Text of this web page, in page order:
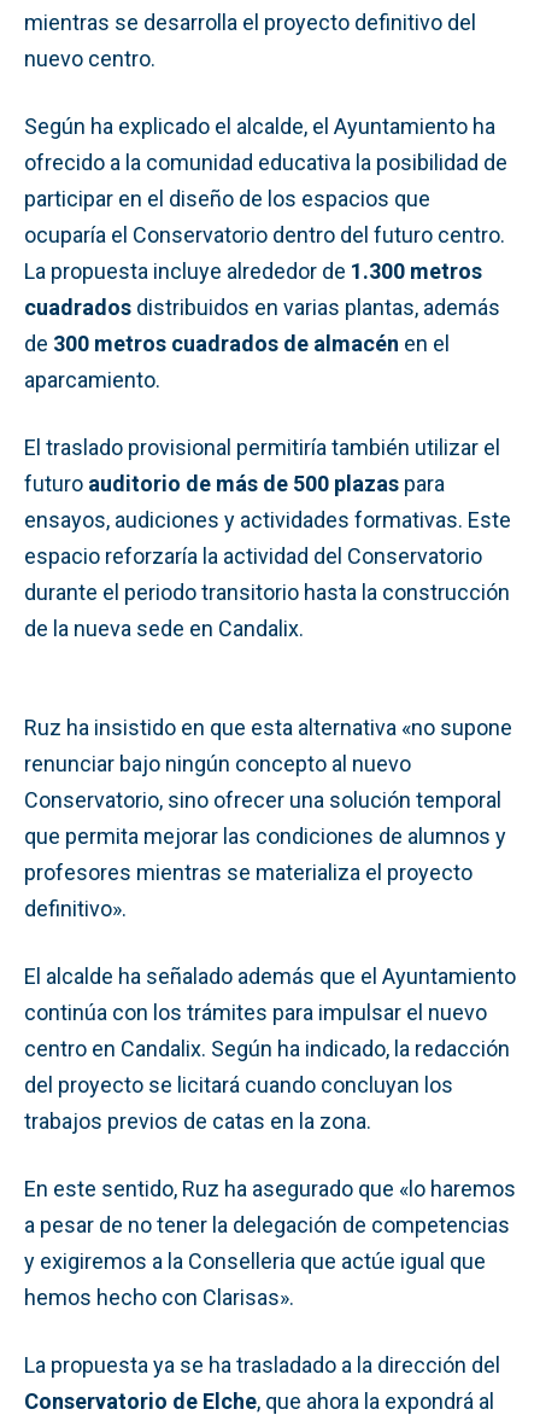
mientras se desarrolla el proyecto definitivo del
nuevo centro.
Según ha explicado el alcalde, el Ayuntamiento ha
ofrecido a la comunidad educativa la posibilidad de
participar en el diseño de los espacios que
ocuparía el Conservatorio dentro del futuro centro.
La propuesta incluye alrededor de 1.300 metros
cuadrados distribuidos en varias plantas, además
de 300 metros cuadrados de almacén en el
aparcamiento.
El traslado provisional permitiría también utilizar el
futuro auditorio de más de 500 plazas para
ensayos, audiciones y actividades formativas. Este
espacio reforzaría la actividad del Conservatorio
durante el periodo transitorio hasta la construcción
de la nueva sede en Candalix.
Ruz ha insistido en que esta alternativa «no supone
renunciar bajo ningún concepto al nuevo
Conservatorio, sino ofrecer una solución temporal
que permita mejorar las condiciones de alumnos y
profesores mientras se materializa el proyecto
definitivo».
El alcalde ha señalado además que el Ayuntamiento
continúa con los trámites para impulsar el nuevo
centro en Candalix. Según ha indicado, la redacción
del proyecto se licitará cuando concluyan los
trabajos previos de catas en la zona.
En este sentido, Ruz ha asegurado que «lo haremos
a pesar de no tener la delegación de competencias
y exigiremos a la Conselleria que actúe igual que
hemos hecho con Clarisas».
La propuesta ya se ha trasladado a la dirección del
Conservatorio de Elche, que ahora la expondrá al